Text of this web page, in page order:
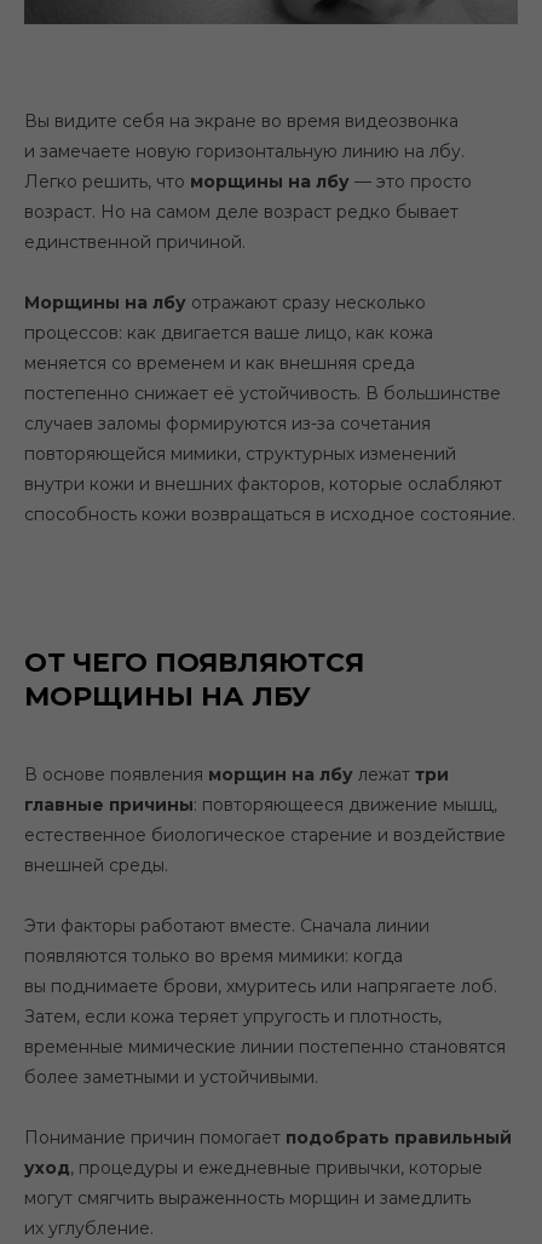
Вы видите себя на экране во время видеозвонка
и замечаете новую горизонтальную линию на лбу.
Легко решить, что морщины на лбу — это просто
возраст. Но на самом деле возраст редко бывает
единственной причиной.
Морщины на лбу отражают сразу несколько
процессов: как двигается ваше лицо, как кожа
меняется со временем и как внешняя среда
постепенно снижает её устойчивость. В большинстве
случаев заломы формируются из-за сочетания
повторяющейся мимики, структурных изменений
внутри кожи и внешних факторов, которые ослабляют
способность кожи возвращаться в исходное состояние.
ОТ ЧЕГО ПОЯВЛЯЮТСЯ
МОРЩИНЫ НА ЛБУ
В основе появления морщин на лбу лежат три
главные причины: повторяющееся движение мышц,
естественное биологическое старение и воздействие
внешней среды.
Эти факторы работают вместе. Сначала линии
появляются только во время мимики: когда
вы поднимаете брови, хмуритесь или напрягаете лоб.
Затем, если кожа теряет упругость и плотность,
временные мимические линии постепенно становятся
более заметными и устойчивыми.
Понимание причин помогает подобрать правильный
уход, процедуры и ежедневные привычки, которые
могут смягчить выраженность морщин и замедлить
их углубление.